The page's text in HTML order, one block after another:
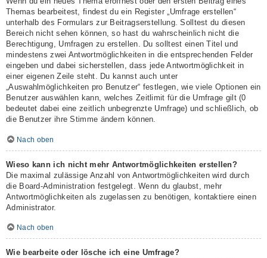
Themas bearbeitest, findest du ein Register „Umfrage erstellen“
unterhalb des Formulars zur Beitragserstellung. Solltest du diesen
Bereich nicht sehen können, so hast du wahrscheinlich nicht die
Berechtigung, Umfragen zu erstellen. Du solltest einen Titel und
mindestens zwei Antwortmöglichkeiten in die entsprechenden Felder
eingeben und dabei sicherstellen, dass jede Antwortmöglichkeit in
einer eigenen Zeile steht. Du kannst auch unter
„Auswahlmöglichkeiten pro Benutzer“ festlegen, wie viele Optionen ein
Benutzer auswählen kann, welches Zeitlimit für die Umfrage gilt (0
bedeutet dabei eine zeitlich unbegrenzte Umfrage) und schließlich, ob
die Benutzer ihre Stimme ändern können.
Nach oben
Wieso kann ich nicht mehr Antwortmöglichkeiten erstellen?
Die maximal zulässige Anzahl von Antwortmöglichkeiten wird durch
die Board-Administration festgelegt. Wenn du glaubst, mehr
Antwortmöglichkeiten als zugelassen zu benötigen, kontaktiere einen
Administrator.
Nach oben
Wie bearbeite oder lösche ich eine Umfrage?